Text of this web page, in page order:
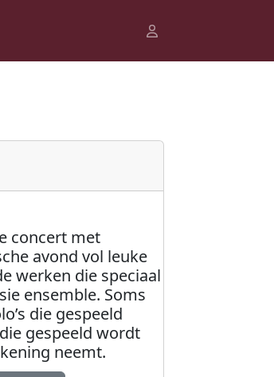
concert met
avond vol leuke
werken die speciaal
ensemble. Soms
die gespeeld
gespeeld wordt
neemt.